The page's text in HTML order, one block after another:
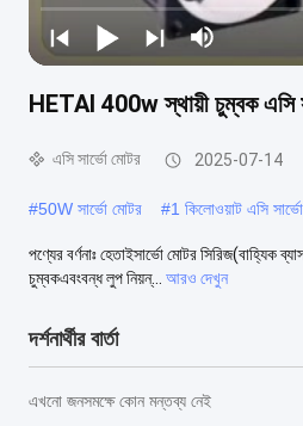
HETAI 400w স্থায়ী চুম্বক
এসি সার্ভো মোটর 2025-07-14
#50W সার্ভো মোটর #1 কিলোওয়াট এসি
পণ্যের বর্ণনাঃ হেতাইসার্ভো মোটর সিরিজ(বাহ্যিক
চুম্বকএবংবন্ধ লুপ নিয়ন্...
আরও দেখুন
দর্শনার্থীর বার্তা
এখনো জনসমক্ষে কোন মন্তব্য নেই